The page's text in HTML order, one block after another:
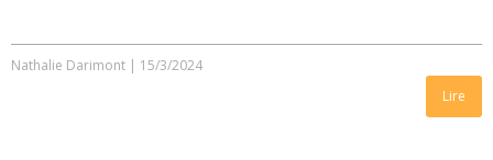
Nathalie Darimont | 15/3/2024
Lire